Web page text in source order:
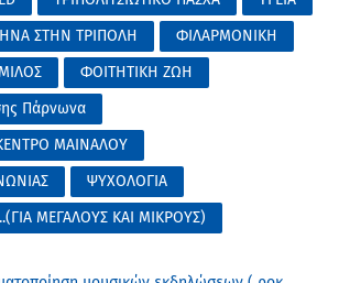
ΣΤΗΝ ΤΡΙΠΟΛΗ
ΦΙΛΑΡΜΟΝΙΚΗ
ΦΟΙΤΗΤΙΚΗ ΖΩΗ
Πάρνωνα
ΜΑΙΝΑΛΟΥ
ΨΥΧΟΛΟΓΙΑ
ΜΕΓΑΛΟΥΣ ΚΑΙ ΜΙΚΡΟΥΣ)